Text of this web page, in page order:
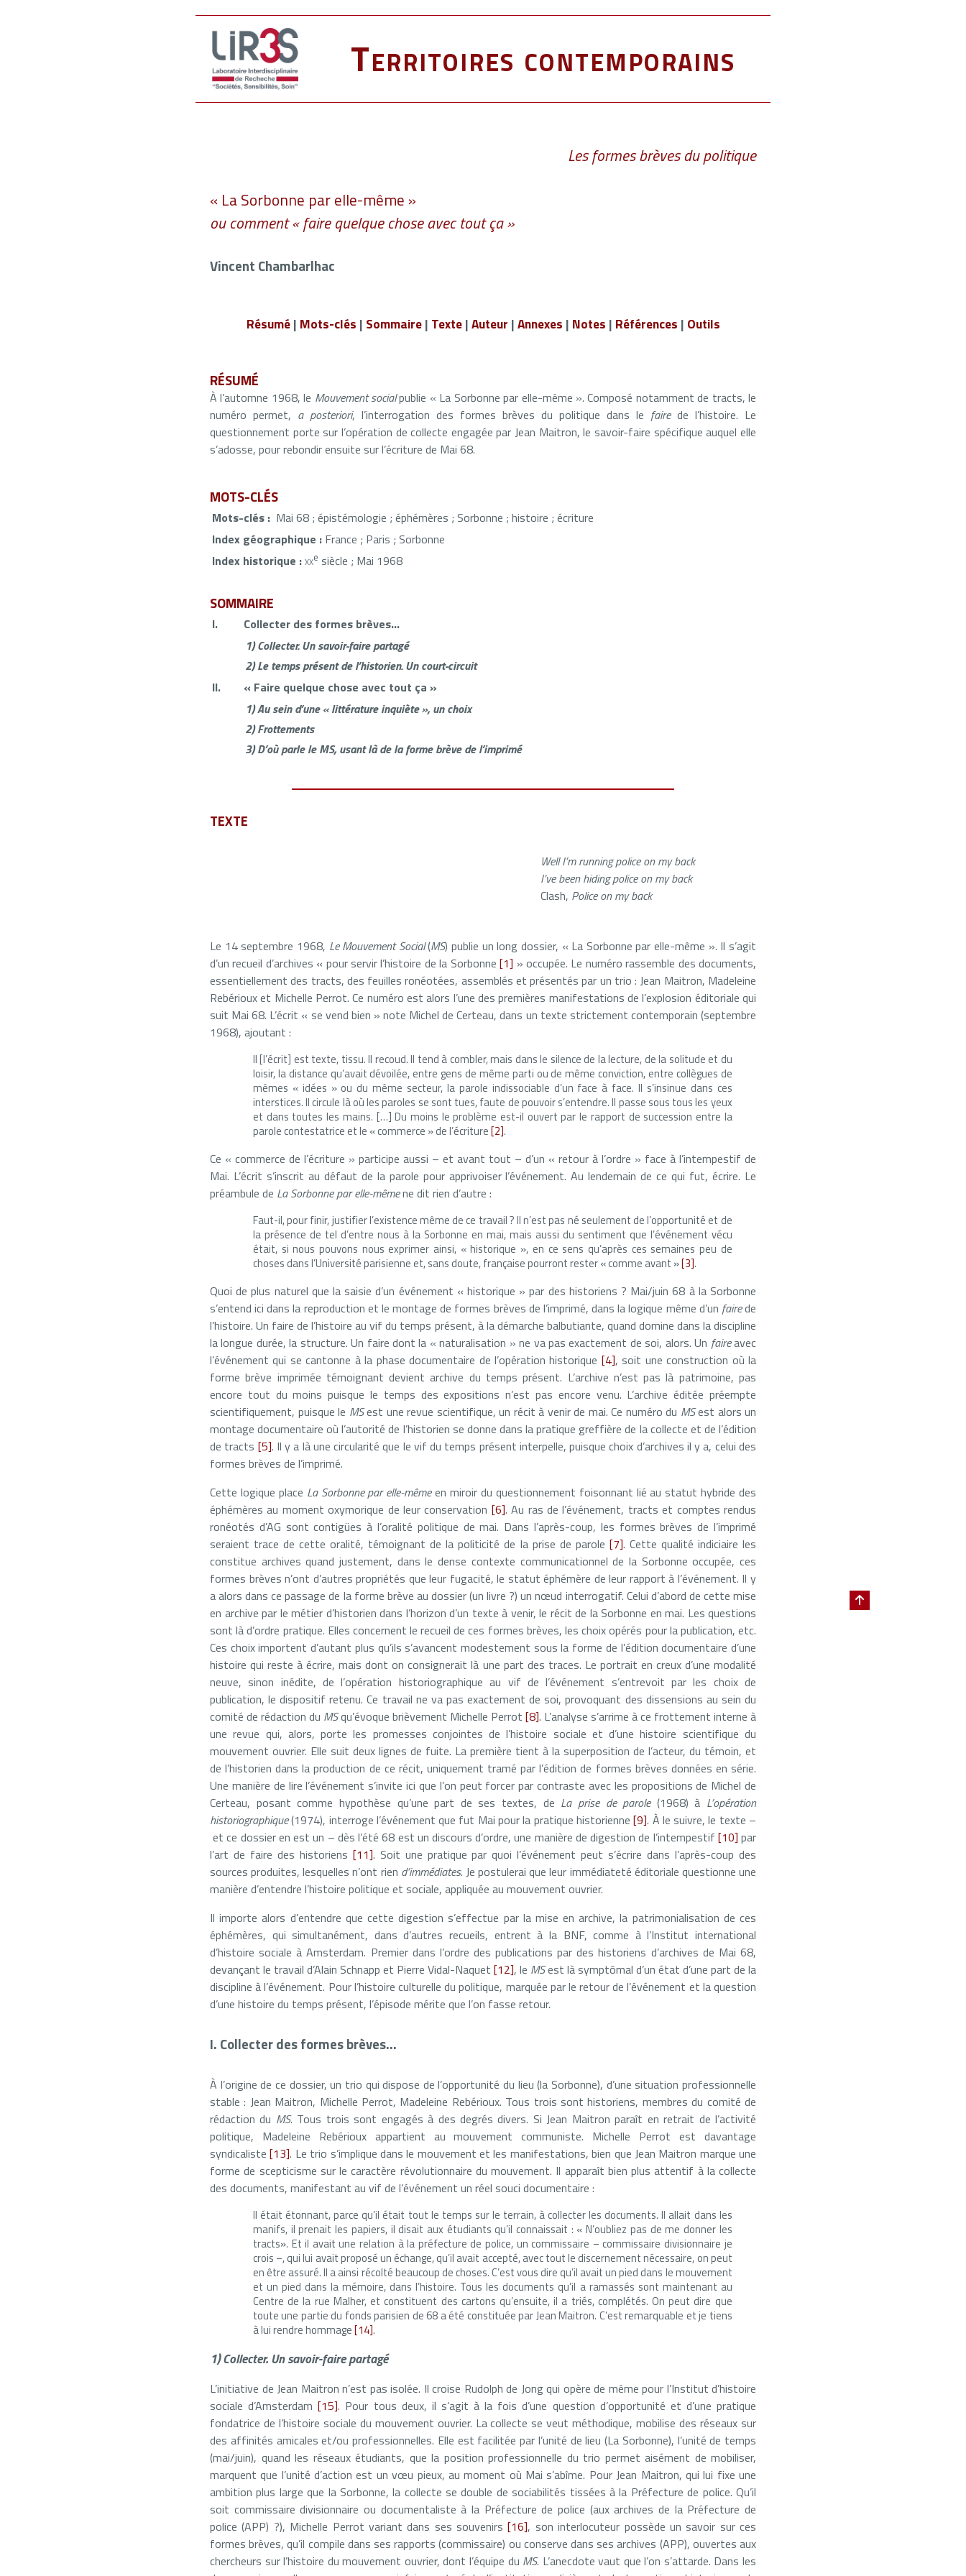
Territoires contemporains
Les formes brèves du politique
« La Sorbonne par elle-même »
ou comment « faire quelque chose avec tout ça »
Vincent Chambarlhac
Résumé| Mots-clés | Sommaire| Texte|Auteur |Annexes | Notes | Références | Outils
RÉSUMÉ
À l’automne 1968, le Mouvement socialpublie « La Sorbonne par elle-même ». Composé notamment de tracts, le
numéro permet, a posteriori, l’interrogation des formes brèves du politique dans le fairede l’histoire. Le
questionnement porte sur l’opération de collecte engagée par Jean Maitron, le savoir-faire spécifique auquel elle
s’adosse, pour rebondir ensuite sur l’écriture de Mai 68.
MOTS-CLÉS
Mots-clés : Mai 68 ; épistémologie ; éphémères ; Sorbonne ; histoire ; écriture
Index géographique : France ; Paris ; Sorbonne
Index historique :xxe siècle ; Mai 1968
SOMMAIRE
I.
Collecter des formes brèves…
1) Collecter. Un savoir-faire partagé
2) Le temps présent de l’historien. Un court-circuit
II.
« Faire quelque chose avec tout ça »
1)Au sein d’une « littérature inquiète », un choix
2) Frottements
3) D’où parle le MS, usant là de la forme brève de l’imprimé
TEXTE
Well I’m running police on my back
I’ve been hiding police on my back
Clash, Police on my back
Le 14 septembre 1968, Le Mouvement Social(MS) publie un long dossier, « La Sorbonne par elle-même ». Il s’agit
d’un recueil d’archives « pour servir l’histoire de la Sorbonne[1] » occupée. Le numéro rassemble des documents,
essentiellement des tracts, des feuilles ronéotées, assemblés et présentés par un trio : Jean Maitron, Madeleine
Rebérioux et Michelle Perrot. Ce numéro est alors l’une des premières manifestations de l’explosion éditoriale qui
suit Mai 68. L’écrit « se vend bien » note Michel de Certeau, dans un texte strictement contemporain (septembre
1968), ajoutant :
Il [l’écrit] est texte, tissu. Il recoud. Il tend à combler, mais dans le silence de la lecture, de la solitude et du
loisir, la distance qu’avait dévoilée, entre gens de même parti ou de même conviction, entre collègues de
mêmes « idées » ou du même secteur, la parole indissociable d’un face à face. Il s’insinue dans ces
interstices. Il circule là où les paroles se sont tues, faute de pouvoir s’entendre. Il passe sous tous les yeux
et dans toutes les mains. […] Du moins le problème est-il ouvert par le rapport de succession entre la
parole contestatrice et le « commerce » de l’écriture[2].
Ce « commerce de l’écriture » participe aussi – et avant tout – d’un « retour à l’ordre » face à l’intempestif de
Mai. L’écrit s’inscrit au défaut de la parole pour apprivoiser l’événement. Au lendemain de ce qui fut, écrire. Le
préambule de La Sorbonne par elle-mêmene dit rien d’autre :
Faut-il, pour finir, justifier l’existence même de ce travail ? Il n’est pas né seulement de l’opportunité et de
la présence de tel d’entre nous à la Sorbonne en mai, mais aussi du sentiment que l’événement vécu
était, si nous pouvons nous exprimer ainsi, « historique », en ce sens qu’après ces semaines peu de
choses dans l’Université parisienne et, sans doute, française pourront rester « comme avant »[3].
Quoi de plus naturel que la saisie d’un événement « historique » par des historiens ? Mai/juin 68 à la Sorbonne
s’entend ici dans la reproduction et le montage de formes brèves de l’imprimé, dans la logique même d’un fairede
l’histoire. Un faire de l’histoire au vif du temps présent, à la démarche balbutiante, quand domine dans la discipline
la longue durée, la structure. Un faire dont la « naturalisation » ne va pas exactement de soi, alors. Un faireavec
l’événement qui se cantonne à la phase documentaire de l’opération historique [4], soit une construction où la
forme brève imprimée témoignant devient archive du temps présent. L’archive n’est pas là patrimoine, pas
encore tout du moins puisque le temps des expositions n’est pas encore venu. L’archive éditée préempte
scientifiquement, puisque le MSest une revue scientifique, un récit à venir de mai. Ce numéro du MSest alors un
montage documentaire où l’autorité de l’historien se donne dans la pratique greffière de la collecte et de l’édition
de tracts [5]. Il y a là une circularité que le vif du temps présent interpelle, puisque choix d’archives il y a, celui des
formes brèves de l’imprimé.
Cette logique place La Sorbonne par elle-mêmeen miroir du questionnement foisonnant lié au statut hybride des
éphémères au moment oxymorique de leur conservation [6]. Au ras de l’événement, tracts et comptes rendus
ronéotés d’AG sont contigües à l’oralité politique de mai. Dans l’après-coup, les formes brèves de l’imprimé
seraient trace de cette oralité, témoignant de la politicité de la prise de parole [7]. Cette qualité indiciaire les
constitue archives quand justement, dans le dense contexte communicationnel de la Sorbonne occupée, ces
formes brèves n’ont d’autres propriétés que leur fugacité, le statut éphémère de leur rapport à l’événement. Il y
a alors dans ce passage de la forme brève au dossier (un livre ?) un nœud interrogatif. Celui d’abord de cette mise
en archive par le métier d’historien dans l’horizon d’un texte à venir, le récit de la Sorbonne en mai. Les questions
sont là d’ordre pratique. Elles concernent le recueil de ces formes brèves, les choix opérés pour la publication, etc.
Ces choix importent d’autant plus qu’ils s’avancent modestement sous la forme de l’édition documentaire d’une
histoire qui reste à écrire, mais dont on consignerait là une part des traces. Le portrait en creux d’une modalité
neuve, sinon inédite, de l’opération historiographique au vif de l’événement s’entrevoit par les choix de
publication, le dispositif retenu. Ce travail ne va pas exactement de soi, provoquant des dissensions au sein du
comité de rédaction du MSqu’évoque brièvement Michelle Perrot [8]. L’analyse s’arrime à ce frottement interne à
une revue qui, alors, porte les promesses conjointes de l’histoire sociale et d’une histoire scientifique du
mouvement ouvrier. Elle suit deux lignes de fuite. La première tient à la superposition de l’acteur, du témoin, et
de l’historien dans la production de ce récit, uniquement tramé par l’édition de formes brèves données en série.
Une manière de lire l’événement s’invite ici que l’on peut forcer par contraste avec les propositions de Michel de
Certeau, posant comme hypothèse qu’une part de ses textes, de La prise de parole(1968) à L’opération
historiographique(1974), interroge l’événement que fut Mai pour la pratique historienne[9]. À le suivre, le texte –
et ce dossier en est un – dès l’été 68 est un discours d’ordre, une manière de digestion de l’intempestif [10] par
l’art de faire des historiens [11]. Soit une pratique par quoi l’événement peut s’écrire dans l’après-coup des
sources produites, lesquelles n’ont rien d’immédiates. Je postulerai que leur immédiateté éditoriale questionne une
manière d’entendre l’histoire politique et sociale, appliquée au mouvement ouvrier.
Il importe alors d’entendre que cette digestion s’effectue par la mise en archive, la patrimonialisation de ces
éphémères, qui simultanément, dans d’autres recueils, entrent à la BNF, comme à l’Institut international
d’histoire sociale à Amsterdam. Premier dans l’ordre des publications par des historiens d’archives de Mai 68,
devançant le travail d’Alain Schnapp et Pierre Vidal-Naquet [12], le MSest là symptômal d’un état d’une part de la
discipline à l’événement. Pour l’histoire culturelle du politique, marquée par le retour de l’événement et la question
d’une histoire du temps présent, l’épisode mérite que l’on fasse retour.
I. Collecter des formes brèves…
À l’origine de ce dossier, un trio qui dispose de l’opportunité du lieu (la Sorbonne), d’une situation professionnelle
stable : Jean Maitron, Michelle Perrot, Madeleine Rebérioux. Tous trois sont historiens, membres du comité de
rédaction du MS. Tous trois sont engagés à des degrés divers. Si Jean Maitron paraît en retrait de l’activité
politique, Madeleine Rebérioux appartient au mouvement communiste. Michelle Perrot est davantage
syndicaliste[13]. Le trio s’implique dans le mouvement et les manifestations, bien que Jean Maitron marque une
forme de scepticisme sur le caractère révolutionnaire du mouvement. Il apparaît bien plus attentif à la collecte
des documents, manifestant au vif de l’événement un réel souci documentaire :
Il était étonnant, parce qu’il était tout le temps sur le terrain, à collecter les documents. Il allait dans les
manifs, il prenait les papiers, il disait aux étudiants qu’il connaissait : « N’oubliez pas de me donner les
tracts». Et il avait une relation à la préfecture de police, un commissaire – commissaire divisionnaire je
crois –, qui lui avait proposé un échange, qu’il avait accepté, avec tout le discernement nécessaire, on peut
en être assuré. Il a ainsi récolté beaucoup de choses. C’est vous dire qu’il avait un pied dans le mouvement
et un pied dans la mémoire, dans l’histoire. Tous les documents qu’il a ramassés sont maintenant au
Centre de la rue Malher, et constituent des cartons qu’ensuite, il a triés, complétés. On peut dire que
toute une partie du fonds parisien de 68 a été constituée par Jean Maitron. C’est remarquable et je tiens
à lui rendre hommage[14].
1) Collecter. Un savoir-faire partagé
L’initiative de Jean Maitron n’est pas isolée. Il croise Rudolph de Jong qui opère de même pour l’Institut d’histoire
sociale d’Amsterdam[15]. Pour tous deux, il s’agit à la fois d’une question d’opportunité et d’une pratique
fondatrice de l’histoire sociale du mouvement ouvrier. La collecte se veut méthodique, mobilise des réseaux sur
des affinités amicales et/ou professionnelles. Elle est facilitée par l’unité de lieu (La Sorbonne), l’unité de temps
(mai/juin), quand les réseaux étudiants, que la position professionnelle du trio permet aisément de mobiliser,
marquent que l’unité d’action est un vœu pieux, au moment où Mai s’abîme. Pour Jean Maitron, qui lui fixe une
ambition plus large que la Sorbonne, la collecte se double de sociabilités tissées à la Préfecture de police. Qu’il
soit commissaire divisionnaire ou documentaliste à la Préfecture de police (aux archives de la Préfecture de
police (APP) ?), Michelle Perrot variant dans ses souvenirs[16], son interlocuteur possède un savoir sur ces
formes brèves, qu’il compile dans ses rapports (commissaire) ou conserve dans ses archives (APP), ouvertes aux
chercheurs sur l’histoire du mouvement ouvrier, dont l’équipe du MS. L’anecdote vaut que l’on s’attarde. Dans les